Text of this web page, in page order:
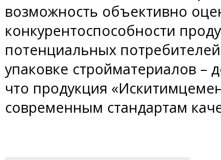
возможность объективно
конкурентоспособности
потенциальных
упаковке стройматериалов –
что продукция
современным стандартам